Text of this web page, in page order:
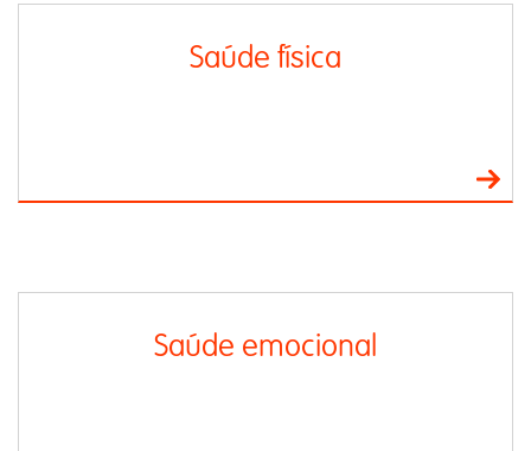
Saúde física
Saúde emocional